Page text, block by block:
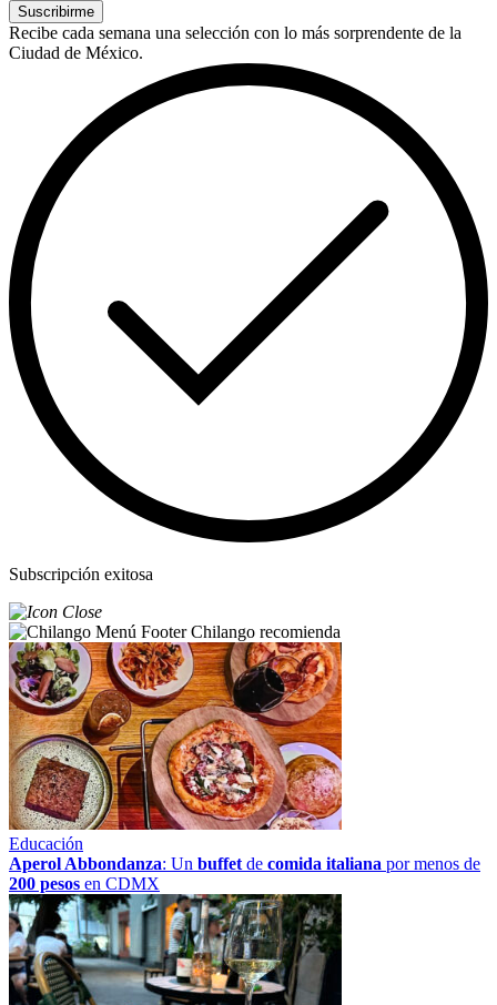
Suscribirme
Recibe cada semana una selección con lo más sorprendente de la
Ciudad de México.
Subscripción exitosa
Chilango recomienda
Educación
Aperol Abbondanza: Un buffet de comida italiana por menos de
200 pesos en CDMX